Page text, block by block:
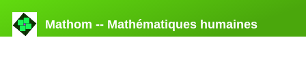
Mathom -- Mathématiques humaines